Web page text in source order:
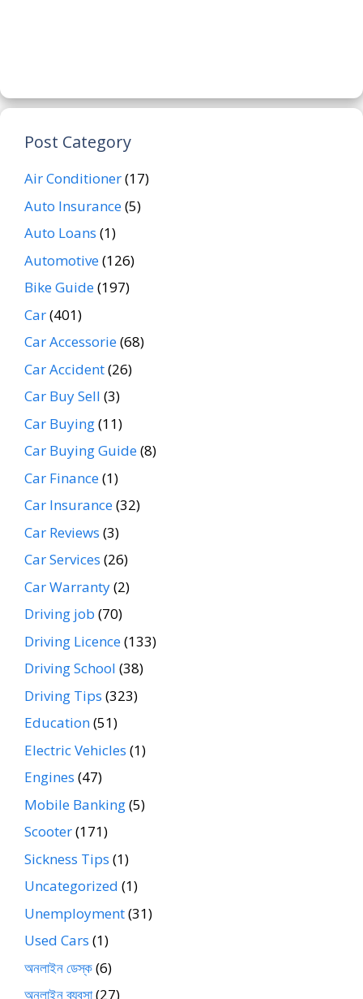
Post Category
Air Conditioner(17)
Auto Insurance(5)
Auto Loans (1)
Automotive(126)
Bike Guide(197)
Car(401)
Car Accessorie(68)
Car Accident(26)
Car Buy Sell (3)
Car Buying(11)
Car Buying Guide(8)
Car Finance(1)
Car Insurance(32)
Car Reviews (3)
Car Services (26)
Car Warranty(2)
Driving job (70)
Driving Licence(133)
Driving School (38)
Driving Tips (323)
Education(51)
Electric Vehicles (1)
Engines (47)
Mobile Banking(5)
Scooter(171)
Sickness Tips (1)
Uncategorized (1)
Unemployment(31)
Used Cars (1)
অনলাইন ডেস্ক(6)
অনলাইন ব্যবসা(27)